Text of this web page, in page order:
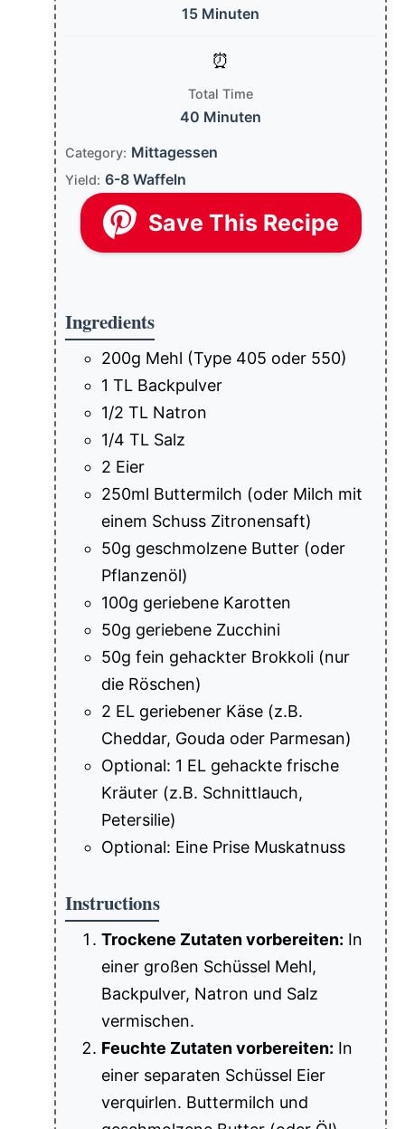
15 Minuten
Total Time
40 Minuten
Category: Mittagessen
Yield: 6-8 Waffeln
Save This Recipe
Ingredients
200g Mehl (Type 405 oder 550)
1 TL Backpulver
1/2 TL Natron
1/4 TL Salz
2 Eier
250ml Buttermilch (oder Milch mit
einem Schuss Zitronensaft)
50g geschmolzene Butter (oder
Pflanzenöl)
100g geriebene Karotten
50g geriebene Zucchini
50g fein gehackter Brokkoli (nur
die Röschen)
2 EL geriebener Käse (z.B.
Cheddar, Gouda oder Parmesan)
Optional: 1 EL gehackte frische
Kräuter (z.B. Schnittlauch,
Petersilie)
Optional: Eine Prise Muskatnuss
Instructions
Trockene Zutaten vorbereiten: In
einer großen Schüssel Mehl,
Backpulver, Natron und Salz
vermischen.
Feuchte Zutaten vorbereiten: In
einer separaten Schüssel Eier
verquirlen. Buttermilch und